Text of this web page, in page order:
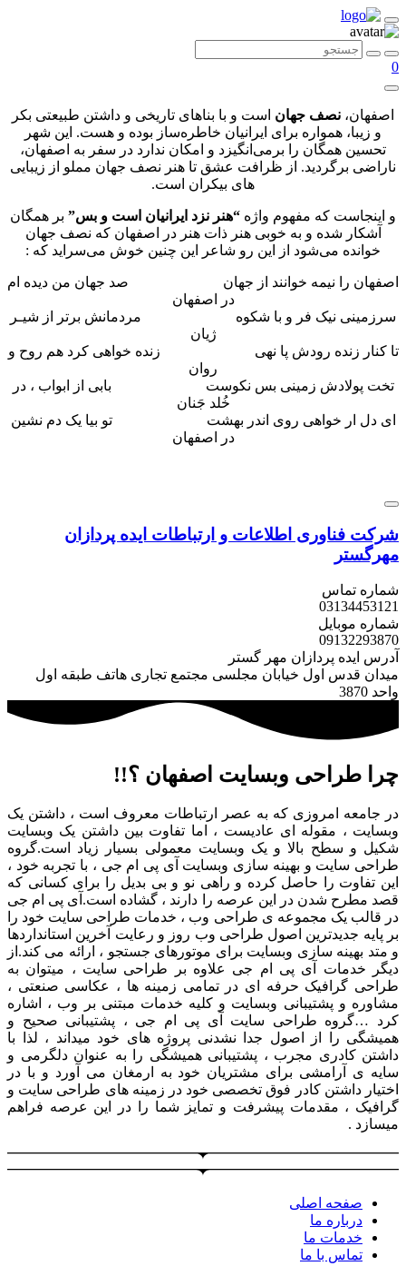
0
اصفهان، نصف جهان است و با بناهای تاریخی و داشتن طبیعتی بکر
و زیبا، همواره برای ایرانیان خاطره‌ساز بوده و هست. این شهر
تحسین همگان را برمی‌انگیزد و امکان ندارد در سفر به اصفهان،
ناراضی برگردید. از ظرافت عشق تا هنر نصف جهان مملو از زیبایی
های بیکران است.
و اینجاست که مفهوم واژه “هنر نزد ایرانیان است و بس” بر همگان
آشکار شده و به خوبی هنر ذات هنر در اصفهان که نصف جهان
خوانده می‌شود از این رو شاعر این چنین خوش می‌سراید که :
اصفهان را نیمه خوانند از جهان صد جهان من دیده ام
در اصفهان
سرزمینی نیک فر و با شکوه مردمانش برتر از شیـر
ژیان
تا کنار زنده رودش پا نهی زنده خواهی کرد هم روح و
روان
تخت پولادش زمینی بس نکوست بابی از ابواب ، در
خُلد جَنان
ای دل ار خواهی روی اندر بهشت تو بیا یک دم نشین
در اصفهان
شرکت فناوری اطلاعات و ارتباطات ایده پردازان
مهرگستر
شماره تماس
03134453121
شماره موبایل
09132293870
آدرس ایده پردازان مهر گستر
میدان قدس اول خیابان مجلسی مجتمع تجاری هاتف طبقه اول
واحد 3870
چرا طراحی وبسایت اصفهان ؟!!
در جامعه امروزی که به عصر ارتباطات معروف است ، داشتن یک
وبسایت ، مقوله ای عادیست ، اما تفاوت بین داشتن یک وبسایت
شکیل و سطح بالا و یک وبسایت معمولی بسیار زیاد است.گروه
طراحی سایت و بهینه سازی وبسایت آی پی ام جی ، با تجربه خود ،
این تفاوت را حاصل کرده و راهی نو و بی بدیل را برای کسانی که
قصد مطرح شدن در این عرصه را دارند ، گشاده است.آی پی ام جی
در قالب یک مجموعه ی طراحی وب ، خدمات طراحی سایت خود را
بر پایه جدیدترین اصول طراحی وب روز و رعایت آخرین استانداردها
و متد بهینه سازی وبسایت برای موتورهای جستجو ، ارائه می کند.از
دیگر خدمات آی پی ام جی علاوه بر طراحی سایت ، میتوان به
طراحی گرافیک حرفه ای در تمامی زمینه ها ، عکاسی صنعتی ،
مشاوره و پشتیبانی وبسایت و کلیه خدمات مبتنی بر وب ، اشاره
کرد …گروه طراحی سایت آی پی ام جی ، پشتیبانی صحیح و
همیشگی را از اصول جدا نشدنی پروژه های خود میداند ، لذا با
داشتن کادری مجرب ، پشتیبانی همیشگی را به عنوان دلگرمی و
سایه ی آرامشی برای مشتریان خود به ارمغان می آورد و با در
اختیار داشتن کادر فوق تخصصی خود در زمینه های طراحی سایت و
گرافیک ، مقدمات پیشرفت و تمایز شما را در این عرصه فراهم
میسازد .
صفحه اصلی
درباره ما
خدمات ما
تماس با ما